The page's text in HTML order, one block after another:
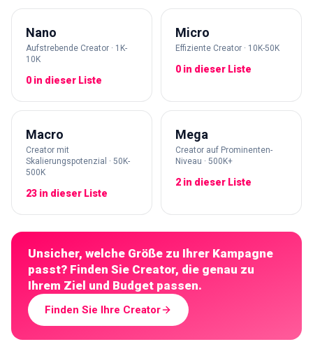
Nano
Aufstrebende Creator · 1K-
10K
0 in dieser Liste
Micro
Effiziente Creator · 10K-50K
0 in dieser Liste
Macro
Creator mit
Skalierungspotenzial · 50K-
500K
23 in dieser Liste
Mega
Creator auf Prominenten-
Niveau · 500K+
2 in dieser Liste
Unsicher, welche Größe zu Ihrer Kampagne
passt? Finden Sie Creator, die genau zu
Ihrem Ziel und Budget passen.
Finden Sie Ihre Creator